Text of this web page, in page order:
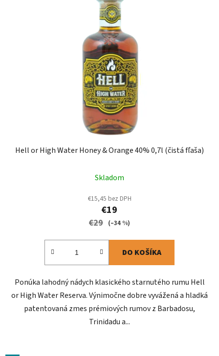
Hell or High Water Honey & Orange 40% 0,7l (čistá fľaša)
Skladom
€15,45 bez DPH
€19
€29 (–34 %)
DO KOŠÍKA
Ponúka lahodný nádych klasického starnutého rumu Hell
or High Water Reserva. Výnimočne dobre vyvážená a hladká
patentovaná zmes prémiových rumov z Barbadosu,
Trinidadu a...